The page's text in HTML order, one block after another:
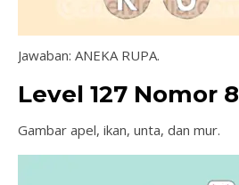
Jawaban: ANEKA RUPA.
Level 127 Nomor 8
Gambar apel, ikan, unta, dan mur.